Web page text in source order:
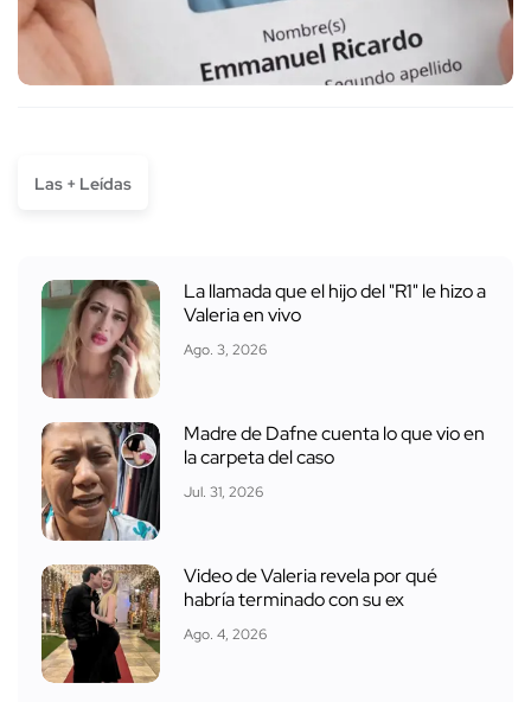
Las + Leídas
La llamada que el hijo del "R1" le hizo a
Valeria en vivo
Ago. 3, 2026
Madre de Dafne cuenta lo que vio en
la carpeta del caso
Jul. 31, 2026
Video de Valeria revela por qué
habría terminado con su ex
Ago. 4, 2026